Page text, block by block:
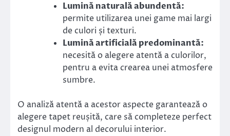
Lumină naturală abundentă:
permite utilizarea unei game mai largi
de culori și texturi.
Lumină artificială predominantă:
necesită o alegere atentă a culorilor,
pentru a evita crearea unei atmosfere
sumbre.
O analiză atentă a acestor aspecte garantează o
alegere tapet reușită, care să completeze perfect
designul modern al decorului interior.